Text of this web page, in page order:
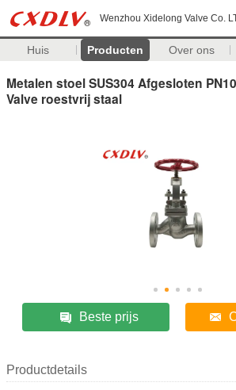
Wenzhou Xidelong Valve Co.
Huis Producten Over ons
Metalen stoel SUS304 Afgesloten
Valve roestvrij staal
Beste prijs
Productdetails